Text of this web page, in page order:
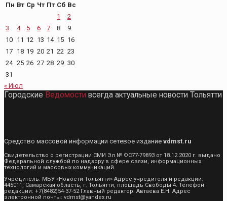
Пн Вт Ср Чт Пт Сб Вс
1
2
3
4 5 6 7 8
9
10 11 12 13 14 15 16
17 18 19 20 21 22 23
24 25 26 27 28 29 30
31
« Июл
Городские Ведомости всегда актуальные новости Тольятти
Средство массовой информации сетевое издание vdmst.ru
Свидетельство о регистрации СМИ Эл № ФС77-79893 от 18.12.2020 г. выдано
Федеральной службой по надзору в сфере связи, информационных
технологий и массовых коммуникаций.
Учредитель: МБУ «Новости Тольятти» Адрес учредителя и редакции:
445011, Самарская область, г. Тольятти, площадь Свободы 4. Телефон
редакции: +7(8482)54-37-52 Главный редактор: Автаева Е.Н. Адрес
электронной почты: vdmst@yandex.ru